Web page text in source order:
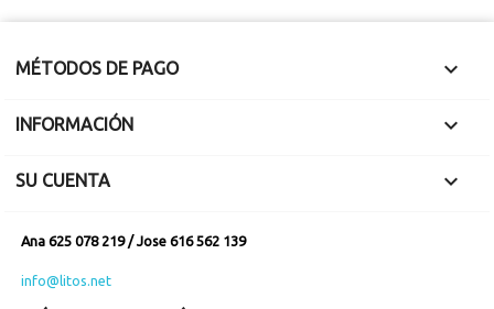
MÉTODOS DE PAGO 
INFORMACIÓN 
SU CUENTA 
Ana 625 078 219 / Jose 616 562 139
info@litos.net